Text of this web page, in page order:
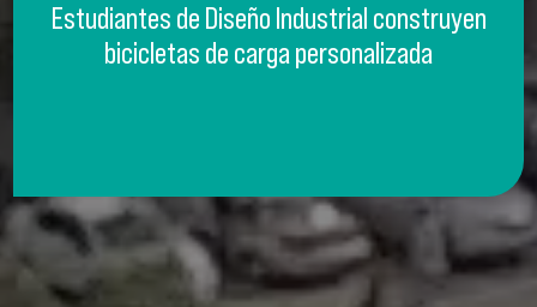
Estudiantes de Diseño Industrial construyen
bicicletas de carga personalizada